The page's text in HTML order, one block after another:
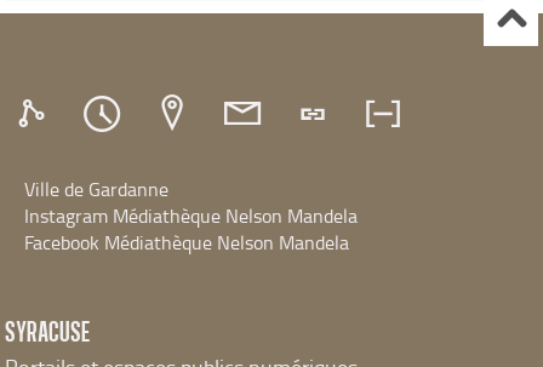
Ville de Gardanne
Instagram Médiathèque Nelson Mandela
Facebook Médiathèque Nelson Mandela
SYRACUSE